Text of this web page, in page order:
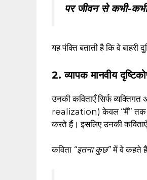
पर जीवन से कभी-
यह पंक्ति बताती है कि वे बाहरी
2. व्यापक मानवीय
उनकी कविताएँ सिर्फ
realization) केवल “मैं” तक
करते हैं। इसलिए उनकी कविताएँ
कविता “इतना कुछ”में वे कहते